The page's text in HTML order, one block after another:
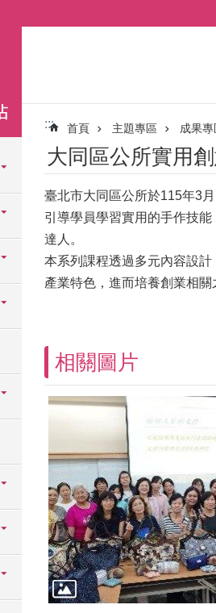
::: 首頁 主題專區 成果專
大同區公所實用
臺北市大同區公所於115年3
引導學員學習實用的手作技
達人。
本系列課程透過多元內容設
產業特色，進而培養創業相
相關圖片